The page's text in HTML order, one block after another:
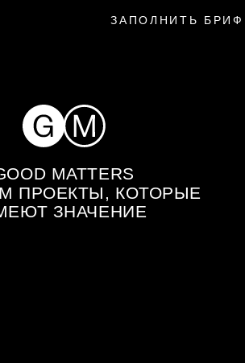
MATTERS
КОТОРЫЕ
ЗАПОЛНИТЬ БРИФ